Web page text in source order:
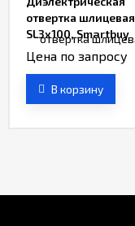
отвертка шлицевая
SL3x100, Smartbuy
Цена по запросу
В корзину